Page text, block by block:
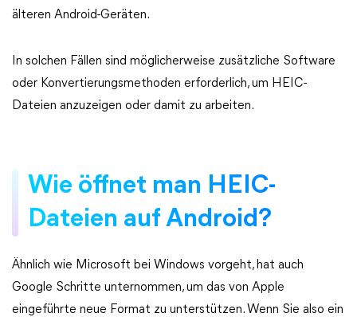
älteren Android-Geräten.
In solchen Fällen sind möglicherweise zusätzliche Software
oder Konvertierungsmethoden erforderlich, um HEIC-
Dateien anzuzeigen oder damit zu arbeiten.
Wie öffnet man HEIC-
Dateien auf Android?
Ähnlich wie Microsoft bei Windows vorgeht, hat auch
Google Schritte unternommen, um das von Apple
eingeführte neue Format zu unterstützen. Wenn Sie also ein